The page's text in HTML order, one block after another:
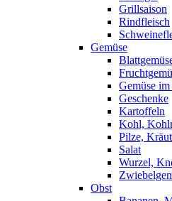
Grillsaison
Rindfleisch
Gemüse
Gemüse
Geschenke
Kartoffeln
Kohl,
Pilze,
Salat
Wurzel,
Obst